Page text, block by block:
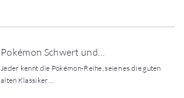
Pokémon Schwert und…
Jeder kennt die Pokémon-Reihe, seien es die guten
alten Klassiker…